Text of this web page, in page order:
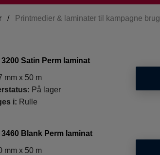
/ Printmedier & laminater til kampagne brug
3200 Satin Perm laminat
mm x 50 m
På lager
i: Rulle
3460 Blank Perm laminat
mm x 50 m